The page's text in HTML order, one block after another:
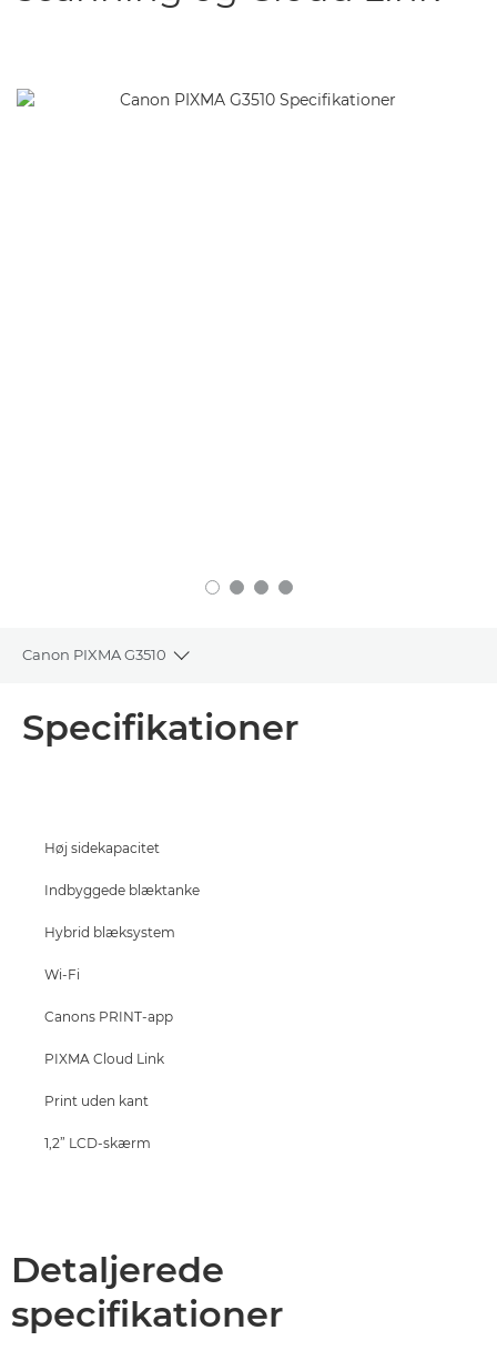
Canon PIXMA G3510
Toggle breadcrumbs
Specifikationer
Høj sidekapacitet
Indbyggede blæktanke
Hybrid blæksystem
Wi-Fi
Canons PRINT-app
PIXMA Cloud Link
Print uden kant
1,2” LCD-skærm
Detaljerede
specifikationer